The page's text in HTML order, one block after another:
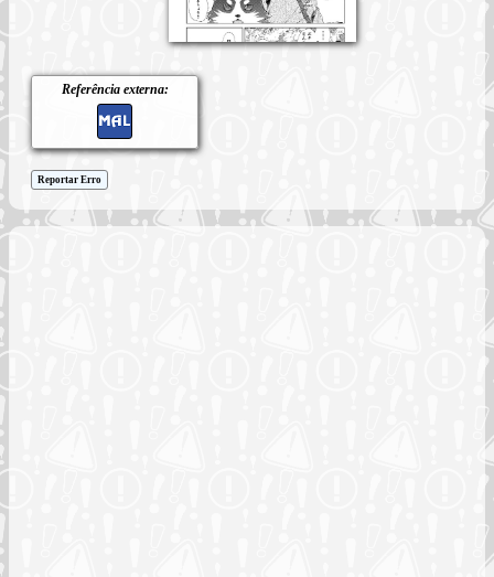
Referência externa:
Reportar Erro